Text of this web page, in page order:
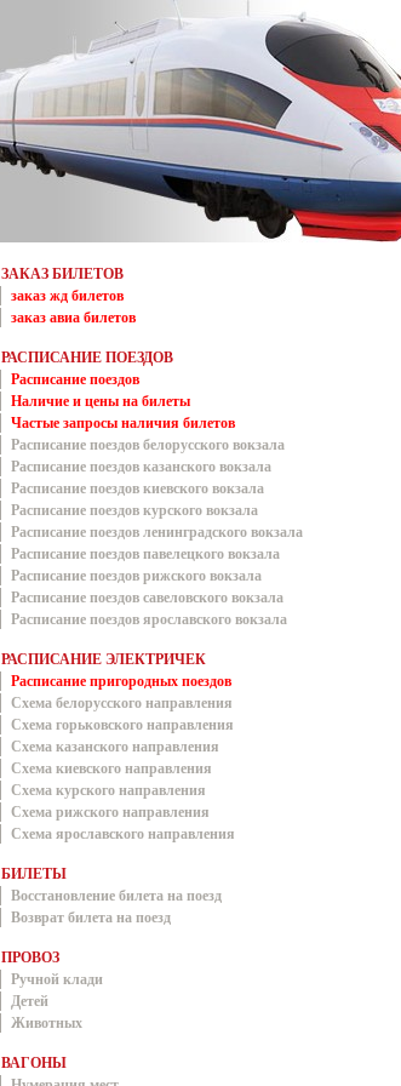
ЗАКАЗ БИЛЕТОВ
заказ жд билетов
заказ авиа билетов
РАСПИСАНИЕ ПОЕЗДОВ
Расписание поездов
Наличие и цены на билеты
Частые запросы наличия билетов
Расписание поездов белорусского вокзала
Расписание поездов казанского вокзала
Расписание поездов киевского вокзала
Расписание поездов курского вокзала
Расписание поездов ленинградского вокзала
Расписание поездов павелецкого вокзала
Расписание поездов рижского вокзала
Расписание поездов савеловского вокзала
Расписание поездов ярославского вокзала
РАСПИСАНИЕ ЭЛЕКТРИЧЕК
Расписание пригородных поездов
Схема белорусского направления
Схема горьковского направления
Схема казанского направления
Схема киевского направления
Схема курского направления
Схема рижского направления
Схема ярославского направления
БИЛЕТЫ
Восстановление билета на поезд
Возврат билета на поезд
ПРОВОЗ
Ручной клади
Детей
Животных
ВАГОНЫ